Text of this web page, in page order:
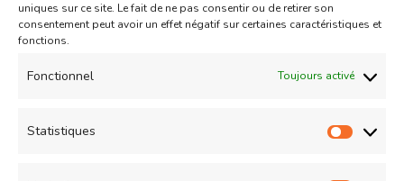
uniques sur ce site. Le fait de ne pas consentir ou de retirer son
consentement peut avoir un effet négatif sur certaines caractéristiques et
fonctions.
Fonctionnel Toujours activé
Statistiques
fourrés à la confiture de fraise
04/05/2021
Coeurs
Read More